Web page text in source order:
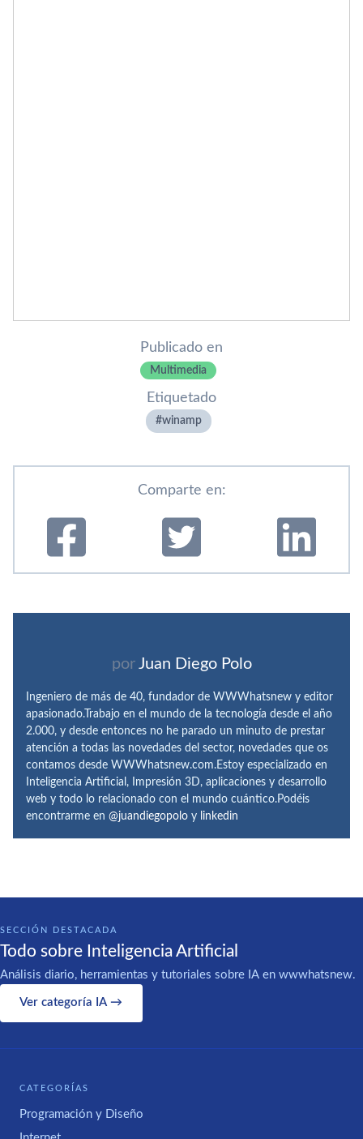
Publicado en
Multimedia
Etiquetado
winamp
Comparte en:
por Juan Diego Polo
Ingeniero de más de 40, fundador de WWWhatsnew y editor
apasionado.Trabajo en el mundo de la tecnología desde el año
2.000, y desde entonces no he parado un minuto de prestar
atención a todas las novedades del sector, novedades que os
contamos desde WWWhatsnew.com.Estoy especializado en
Inteligencia Artificial, Impresión 3D, aplicaciones y desarrollo
web y todo lo relacionado con el mundo cuántico.Podéis
encontrarme en @juandiegopolo y linkedin
SECCIÓN DESTACADA
Todo sobre Inteligencia Artificial
Análisis diario, herramientas y tutoriales sobre IA en wwwhatsnew.
Ver categoría IA →
CATEGORÍAS
Programación y Diseño